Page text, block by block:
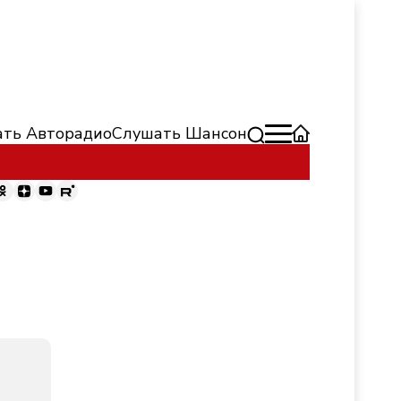
АвторадиоСлушать Шансон